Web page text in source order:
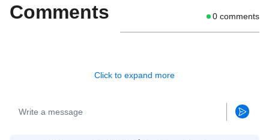
Comments 0 comments
Click to expand more